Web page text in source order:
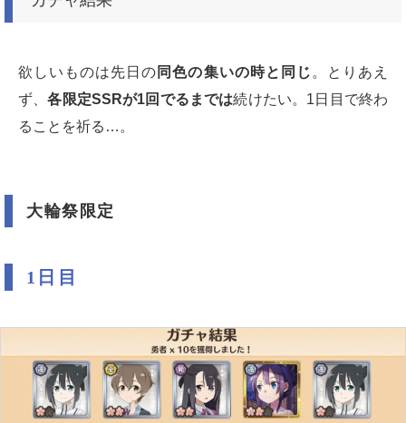
欲しいものは先日の 同色の集いの時と同じ 。とりあえ
ず、各限定SSRが1回でるまでは続けたい。1日目で終わ
ることを祈る…。
大輪祭限定
1日目